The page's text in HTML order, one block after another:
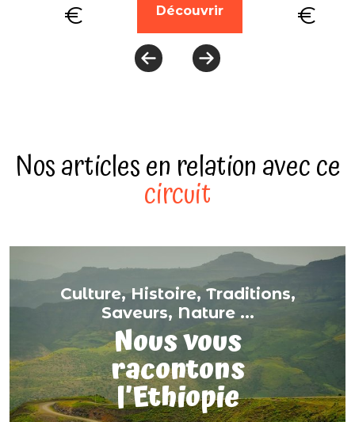
€
Découvrir
€
Nos articles en relation avec ce
circuit
Culture, Histoire, Traditions,
Saveurs, Nature ...
Nous vous
racontons
l’Ethiopie